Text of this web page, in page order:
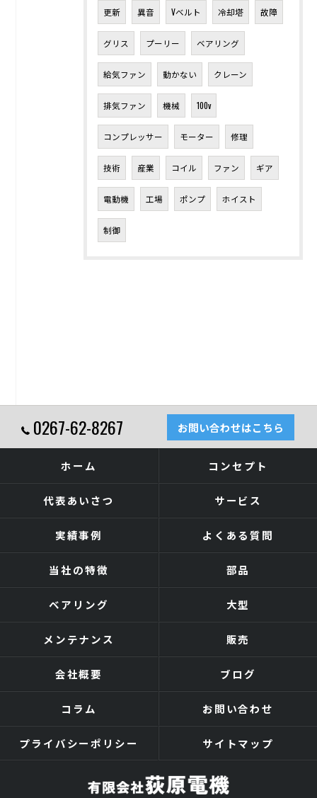
更新 異音 Vベルト 冷却塔 故障
グリス プーリー ベアリング
給気ファン 動かない クレーン
排気ファン 機械 100v
コンプレッサー モーター 修理
技術 産業 コイル ファン ギア
電動機 工場 ポンプ ホイスト
制御
0267-62-8267 お問い合わせはこちら
ホーム コンセプト
代表あいさつ サービス
実績事例 よくある質問
当社の特徴 部品
ベアリング 大型
メンテナンス 販売
会社概要 ブログ
コラム お問い合わせ
プライバシーポリシー サイトマップ